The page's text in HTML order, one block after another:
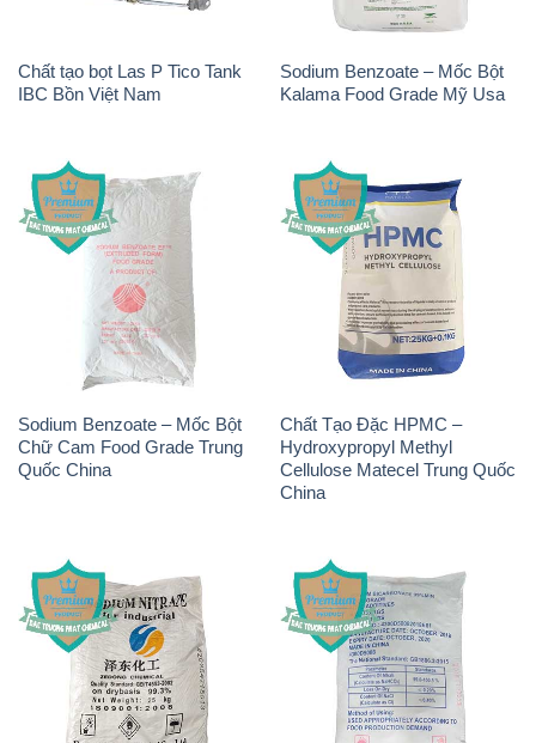
Chất tạo bọt Las P Tico Tank
IBC Bồn Việt Nam
Sodium Benzoate – Mốc Bột
Kalama Food Grade Mỹ Usa
Sodium Benzoate – Mốc Bột
Chữ Cam Food Grade Trung
Quốc China
Chất Tạo Đặc HPMC –
Hydroxypropyl Methyl
Cellulose Matecel Trung Quốc
China